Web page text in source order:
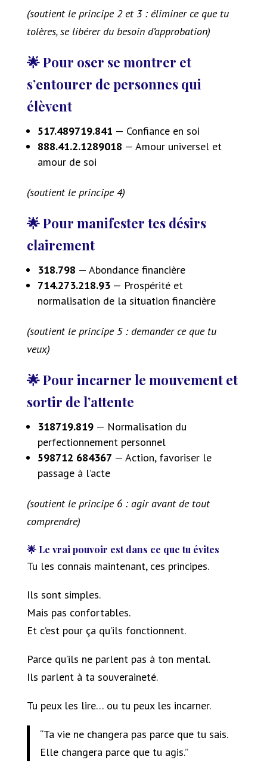
(soutient le principe 2 et 3 : éliminer ce que tu
tolères, se libérer du besoin d’approbation)
🌟 Pour oser se montrer et
s’entourer de personnes qui
élèvent
517.489719.841 — Confiance en soi
888.41.2.1289018 — Amour universel et
amour de soi
(soutient le principe 4)
🌟 Pour manifester tes désirs
clairement
318.798 — Abondance financière
714.273.218.93— Prospérité et
normalisation de la situation financière
(soutient le principe 5 : demander ce que tu
veux)
🌟 Pour incarner le mouvement et
sortir de l’attente
318719.819— Normalisation du
perfectionnement personnel
598712 684367 — Action, favoriser le
passage à l’acte
(soutient le principe 6 : agir avant de tout
comprendre)
🌟 Le vrai pouvoir est dans ce que tu évites
Tu les connais maintenant, ces principes.
Ils sont simples.
Mais pas confortables.
Et c’est pour ça qu’ils fonctionnent.
Parce qu’ils ne parlent pas à ton mental.
Ils parlent à ta souveraineté.
Tu peux les lire… ou tu peux les incarner.
“Ta vie ne changera pas parce que tu sais.
Elle changera parce que tu agis.”